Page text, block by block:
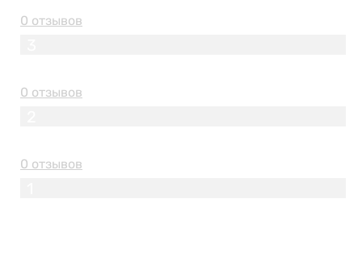
0 отзывов
0 отзывов
0 отзывов